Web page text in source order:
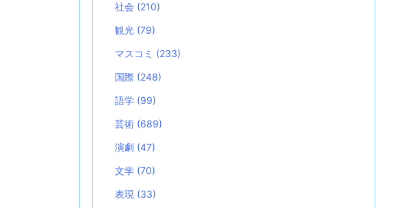
社会 (210)
観光 (79)
マスコミ (233)
国際 (248)
語学 (99)
芸術 (689)
演劇 (47)
文学 (70)
表現 (33)